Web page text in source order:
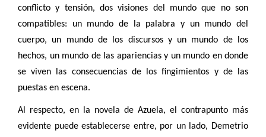
conflicto y tensión, dos visiones del mundo que no son
compatibles: un mundo de la palabra y un mundo del
cuerpo, un mundo de los discursos y un mundo de los
hechos, un mundo de las apariencias y un mundo en donde
se viven las consecuencias de los fingimientos y de las
puestas en escena.
Al respecto, en la novela de Azuela, el contrapunto más
evidente puede establecerse entre, por un lado, Demetrio